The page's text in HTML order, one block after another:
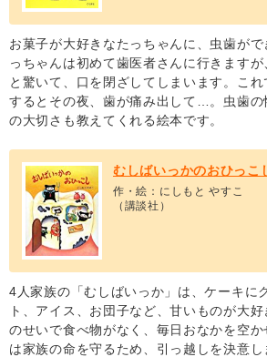
お菓子が大好きなたっちゃんに、虫歯が
っちゃんは初めて歯医者さんに行きます
と驚いて、口を閉ざしてしまいます。これ
するとその夜、歯が痛み出して…。虫歯の
の大切さも教えてくれる絵本です。
むしばいっかのおひっこ
作・絵：にしもと やすこ
（講談社）
4人家族の「むしばいっか」は、ケーキに
ト、アイス、お団子など、甘いものが大
のせいで食べ物がなく、毎日おなかを空
は家族の命を守るため、引っ越しを決意